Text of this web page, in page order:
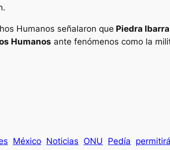
Humanos señalaron que Piedra
Humanos ante fenómenos como la
México Noticias ONU Pedía permitirá